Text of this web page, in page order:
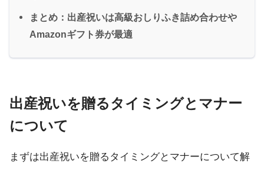
まとめ：出産祝いは高級おしりふき詰め合わせや
Amazonギフト券が最適
出産祝いを贈るタイミングとマナー
について
まずは出産祝いを贈るタイミングとマナーについて解